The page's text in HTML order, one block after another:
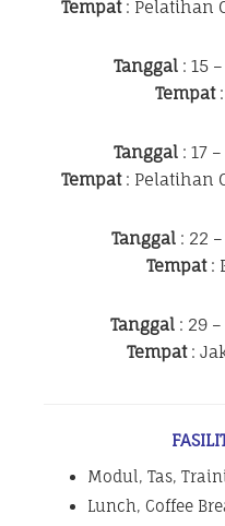
Tempat: Pelatihan
Tanggal: 15
Tempat:
Tanggal: 17
Tempat: Pelatihan
Tanggal: 22 –
Tempat:
Tanggal : 29
Tempat:
Modul, Tas,
Lunch, Coffee